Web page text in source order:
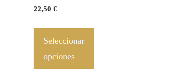
22,50 €
Seleccionar
opciones